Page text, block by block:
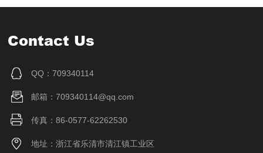
Contact Us
QQ：709340114
邮箱：709340114@qq.com
传真：86-0577-62262530
地址：浙江省乐清市清江镇工业区